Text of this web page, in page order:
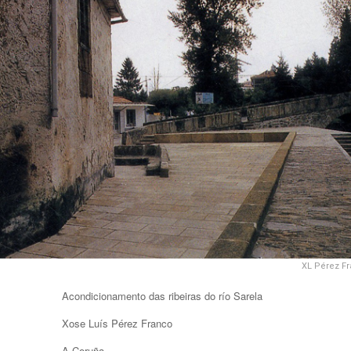
XL Pérez
Acondicionamento das ribeiras do río Sarela
Xose Luís Pérez Franco